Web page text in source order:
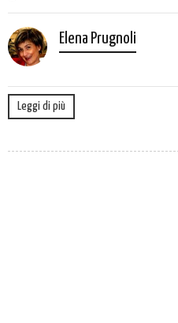
Elena Prugnoli
Leggi di più